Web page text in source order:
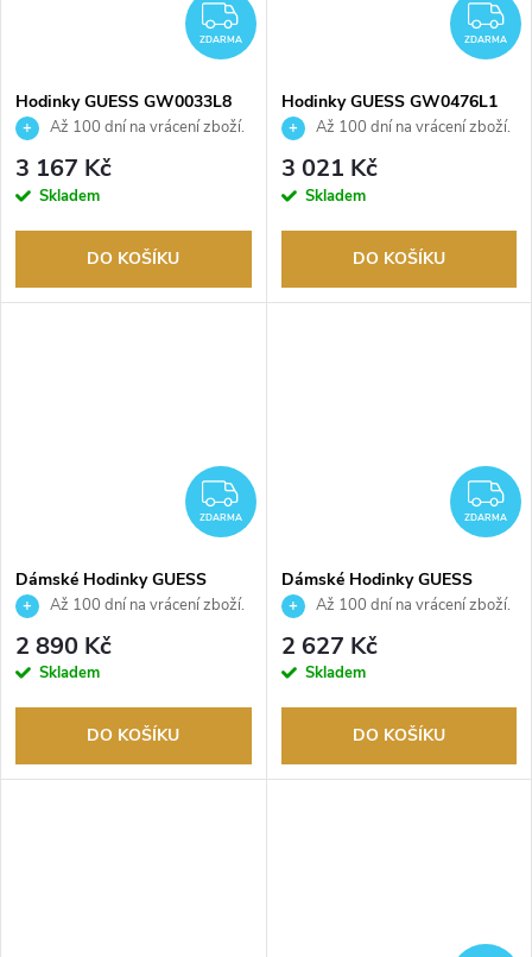
ZDARMA
ZDARMA
Hodinky GUESS GW0033L8
Až 100 dní na vrácení zboží.
Autorizovaný prodejce.
3 167 Kč
Skladem
DO KOŠÍKU
ZDARMA
Hodinky GUESS GW0476L1
Až 100 dní na vrácení zboží.
Autorizovaný prodejce.
3 021 Kč
Skladem
DO KOŠÍKU
ZDARMA
ZDARMA
Dámské Hodinky GUESS
GW1021L2
Až 100 dní na vrácení zboží.
Autorizovaný prodejce.
2 890 Kč
Skladem
DO KOŠÍKU
ZDARMA
Dámské Hodinky GUESS
GW1028L4
Až 100 dní na vrácení zboží.
Autorizovaný prodejce.
2 627 Kč
Skladem
DO KOŠÍKU